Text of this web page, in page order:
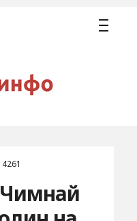
4261